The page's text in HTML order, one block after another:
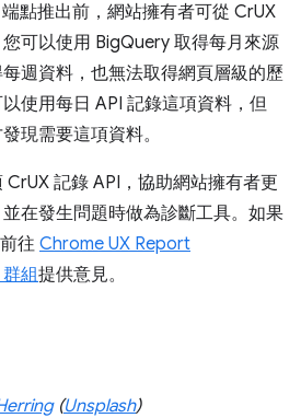
點推出前，網站擁有者可從 CrUX
可以使用 BigQuery 取得每月來源
週資料，也無法取得網頁層級的歷
使用每日 API 記錄這項資料，但
現需要這項資料。
記錄 API，協助網站擁有者更
在發生問題時做為診斷工具。如果
往Chrome UX Report
組提供意見。
(Unsplash)